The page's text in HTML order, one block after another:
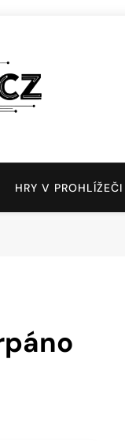
HRY V PROHLÍŽEČI